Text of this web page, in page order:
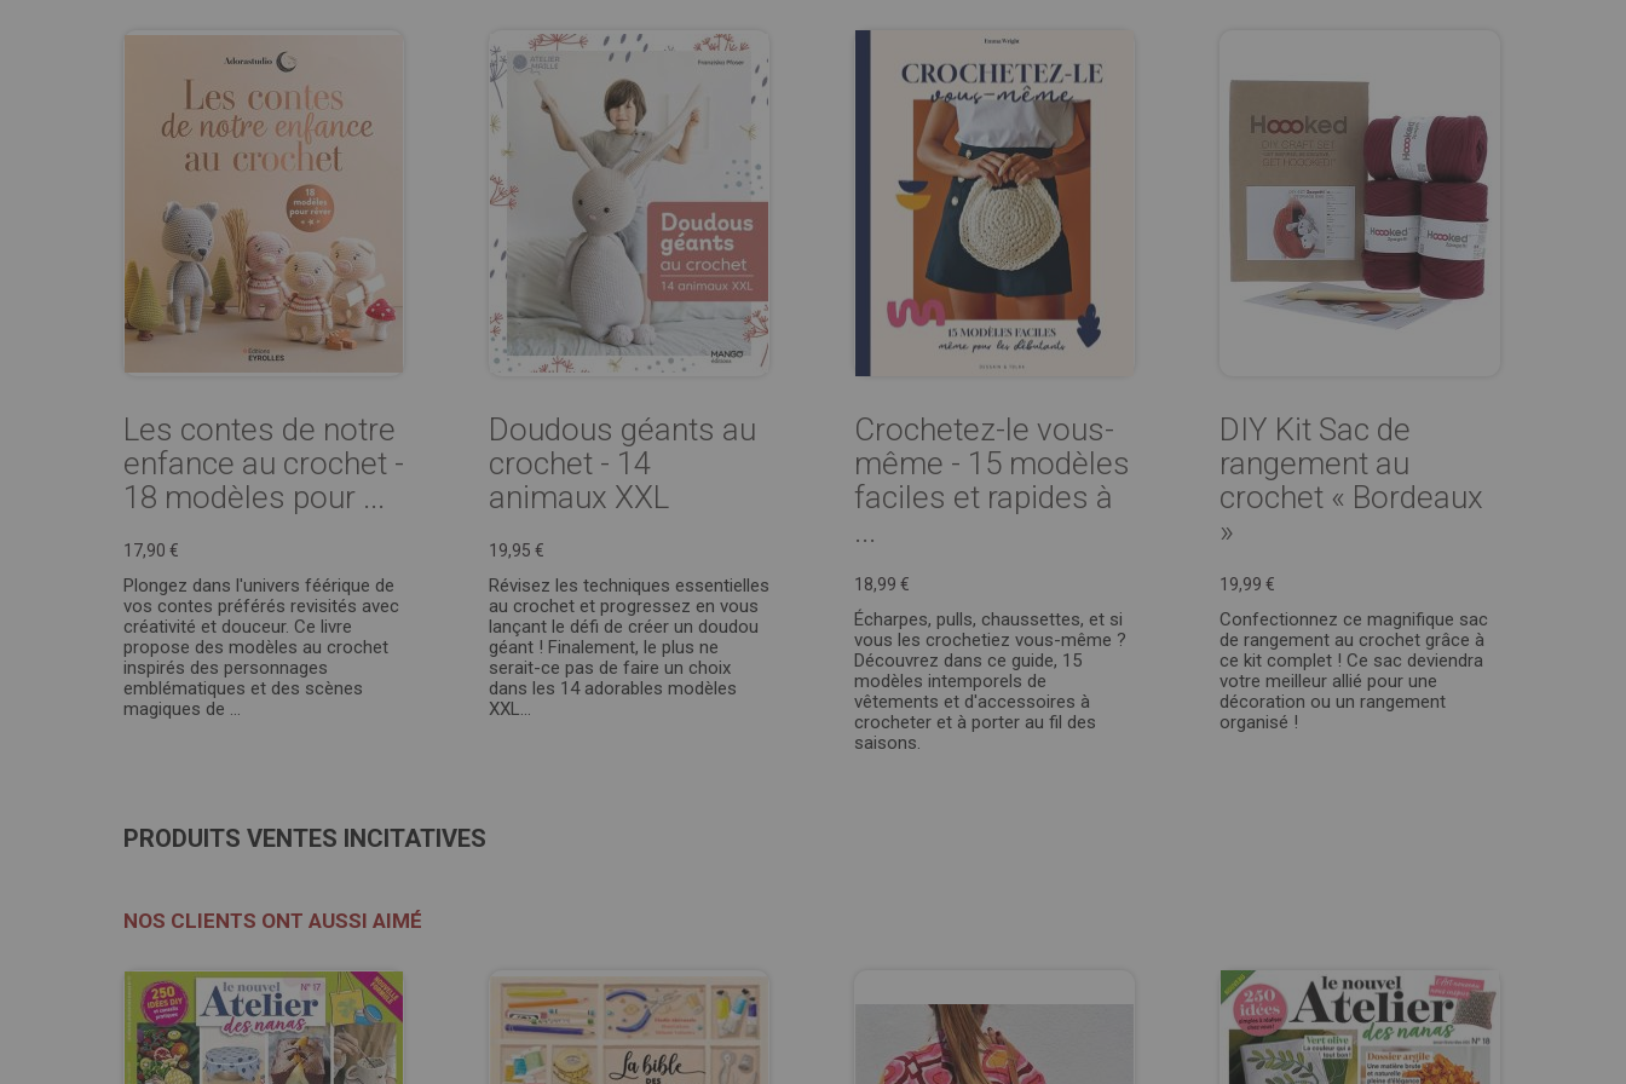
Les contes de notre
enfance au crochet -
18 modèles pour ...
17,90 €
Plongez dans l'univers féérique de
vos contes préférés revisités avec
créativité et douceur. Ce livre
propose des modèles au crochet
inspirés des personnages
emblématiques et des scènes
magiques de ...
Doudous géants au
crochet - 14
animaux XXL
19,95 €
Révisez les techniques essentielles
au crochet et progressez en vous
lançant le défi de créer un doudou
géant ! Finalement, le plus ne
serait-ce pas de faire un choix
dans les 14 adorables modèles
XXL...
Crochetez-le vous-
même - 15 modèles
faciles et rapides à
...
18,99 €
Écharpes, pulls, chaussettes, et si
vous les crochetiez vous-même ?
Découvrez dans ce guide, 15
modèles intemporels de
vêtements et d'accessoires à
crocheter et à porter au fil des
saisons.
DIY Kit Sac de
rangement au
crochet « Bordeaux
»
19,99 €
Confectionnez ce magnifique sac
de rangement au crochet grâce à
ce kit complet ! Ce sac deviendra
votre meilleur allié pour une
décoration ou un rangement
organisé !
PRODUITS VENTES INCITATIVES
NOS CLIENTS ONT AUSSI AIMÉ